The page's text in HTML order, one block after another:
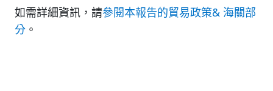
如需詳細資訊，請參閱本報告的貿易政策& 海關部
分 。